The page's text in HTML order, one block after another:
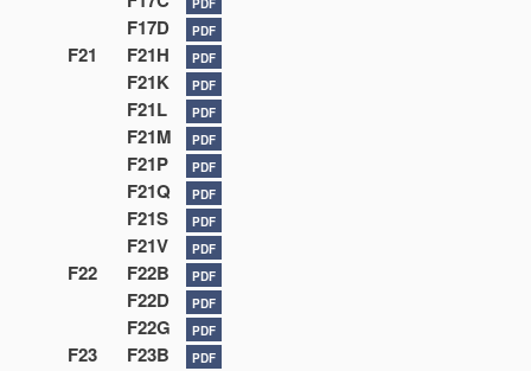
PDF
F17D PDF
F21 F21H PDF
F21K PDF
F21L PDF
F21M PDF
F21P PDF
F21Q PDF
F21S PDF
F21V PDF
F22 F22B PDF
F22D PDF
F22G PDF
F23 F23B PDF